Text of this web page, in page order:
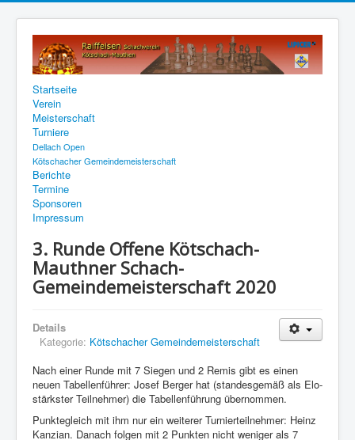
Startseite
Verein
Meisterschaft
Turniere
Dellach Open
Kötschacher Gemeindemeisterschaft
Berichte
Termine
Sponsoren
Impressum
3. Runde Offene Kötschach-
Mauthner Schach-
Gemeindemeisterschaft 2020
Details
Kategorie: Kötschacher Gemeindemeisterschaft
Nach einer Runde mit 7 Siegen und 2 Remis gibt es einen
neuen Tabellenführer: Josef Berger hat (standesgemäß als Elo-
stärkster Teilnehmer) die Tabellenführung übernommen.
Punktegleich mit ihm nur ein weiterer Turnierteilnehmer: Heinz
Kanzian. Danach folgen mit 2 Punkten nicht weniger als 7